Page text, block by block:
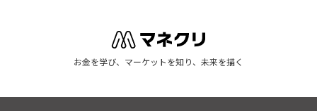
お金を学び、マーケットを知り、未来を描く